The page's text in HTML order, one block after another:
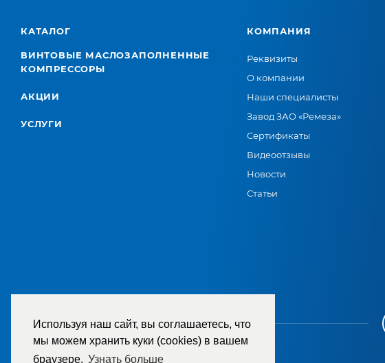
Используя наш сайт, вы соглашаетесь, что
мы можем хранить куки (cookies) в вашем
браузере. Узнать больше
КАТАЛОГ
ВИНТОВЫЕ МАСЛОЗАПОЛНЕННЫЕ
КОМПРЕССОРЫ
АКЦИИ
УСЛУГИ
КОМПАНИЯ
Реквизиты
О компании
Наши специалисты
Завод ЗАО «Ремеза»
Сертификаты
Видеоотзывы
Новости
Статьи